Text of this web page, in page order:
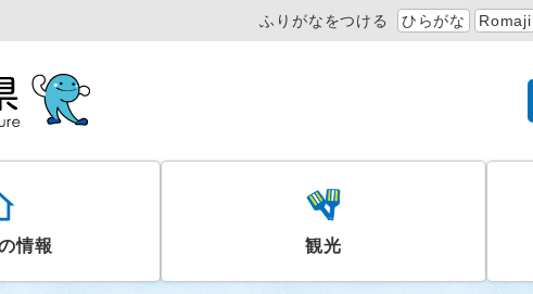
ふりがなをつける ひらがな Romaji
情報 観光